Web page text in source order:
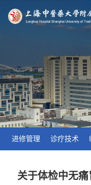
进修管理 诊疗技术
关于体检中无